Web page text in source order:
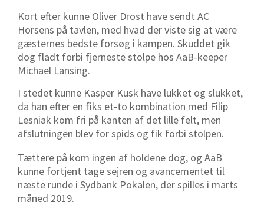
Kort efter kunne Oliver Drost have sendt AC
Horsens på tavlen, med hvad der viste sig at være
gæsternes bedste forsøg i kampen. Skuddet gik
dog fladt forbi fjerneste stolpe hos AaB-keeper
Michael Lansing.
I stedet kunne Kasper Kusk have lukket og slukket,
da han efter en fiks et-to kombination med Filip
Lesniak kom fri på kanten af det lille felt, men
afslutningen blev for spids og fik forbi stolpen.
Tættere på kom ingen af holdene dog, og AaB
kunne fortjent tage sejren og avancementet til
næste runde i Sydbank Pokalen, der spilles i marts
måned 2019.